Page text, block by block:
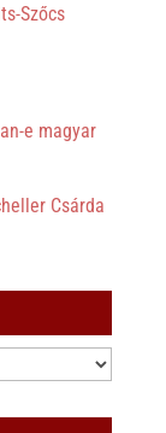
Szőcs
e magyar
Csárda